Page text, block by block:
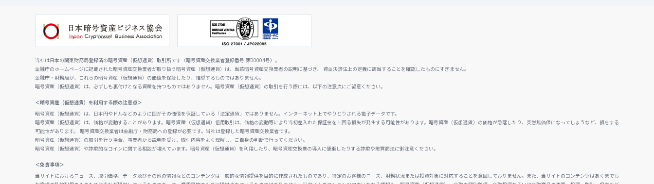
当社は日本の関東財務局登録済の暗号資産（仮想通貨）取引所です（暗号資産交換業者登録番号 第00004号）。
金融庁のホームページに記載された暗号資産交換業者が取り扱う暗号資産（仮想通貨）は、当該暗号資産交換業者の説明に基づき、 資金決済法上の定義に該当することを確認したものにすぎません。
金融庁・財務局が、これらの暗号資産（仮想通貨）の価値を保証したり、推奨するものではありません。
暗号資産（仮想通貨）は、必ずしも裏付けとなる資産を持つものではありません。暗号資産（仮想通貨）の取引を行う際には、以下の注意点にご留意ください。
＜暗号資産（仮想通貨）を利用する際の注意点＞
暗号資産（仮想通貨）は、日本円やドルなどのように国がその価値を保証している「法定通貨」ではありません。インターネット上でやりとりされる電子データです。
暗号資産（仮想通貨）は、価格が変動することがあります。暗号資産（仮想通貨）信用取引は、価格の変動等により当初差入れた保証金を上回る損失が発生する可能性があります。暗号資産（仮想通貨）の価格が急落したり、突然無価値になってしまうなど、損をする
可能性があります。 暗号資産交換業者は金融庁・財務局への登録が必要です。当社は登録した暗号資産交換業者です。
暗号資産（仮想通貨）の取引を行う場合、事業者から説明を受け、取引内容をよく理解し、ご自身の判断で行ってください。
暗号資産（仮想通貨）や詐欺的なコインに関する相談が増えています。暗号資産（仮想通貨）を利用したり、暗号資産交換業の導入に便乗したりする詐欺や悪質商法に御注意ください。
＜免責事項＞
当サイトにおけるニュース、取引価格、データ及びその他の情報などのコンテンツは一般的な情報提供を目的に作成されたものであり、特定のお客様のニーズ、財務状況または投資対象に対応することを意図しておりません。また、当サイトのコンテンツはあくまでも